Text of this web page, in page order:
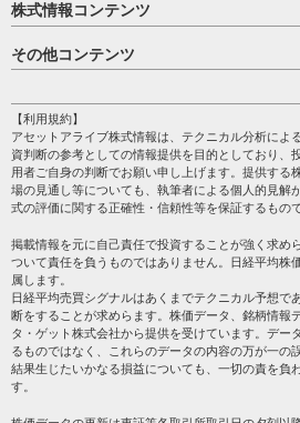
株式情報コンテンツ
日経平均
売買シグナル
株テーマ情報
海外市況
投資カレンダー
格付け情報
その他コンテンツ
個人情報保護方針
プライバシーポリシー
会社案内
サイトマップ
過去データ
【利用規約】
アセットアライブ株式情報は、テクニカル分析によ
資判断の参考としての情報提供を目的としており、
用者ご自身の判断でお願い申し上げます。提供する
場の見通し等についても、執筆者による個人的見解
式の評価に関する正確性・信頼性等を保証するもの
掲載情報を元に自己責任で投資することが強く求め
ついて責任を負うものではありません。日経平均株
属します。
日経平均売買シグナルはあくまでテクニカル予想で
断をすることが求めらます。株価データ、銘柄情報
タ・ゲット株式会社から提供を受けています。デー
るものではなく、これらのデータの内容の万が一の
結果生じたいかなる損益についても、一切の責を負
す。